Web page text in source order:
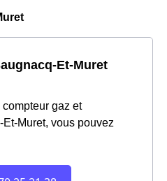
Et-Muret
gaz et
Muret, vous pouvez